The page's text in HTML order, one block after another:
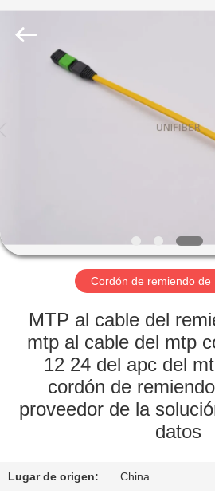
HOGAR
VIAJE
FÁBRICA
CONTROL
DE
Shenzhen
Technology
Co.,Ltd.
Cordón de remiendo de
MTP al cable del
mtp al cable del mtp
12 24 del apc del
cordón de
proveedor de la
datos
Lugar de origen: China